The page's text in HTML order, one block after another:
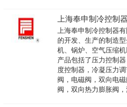
上海奉申制冷控制
上海奉申制冷控制器
的开发、生产的制造
机、锅炉、空气压缩
产品包括了压力控制
度控制器，冷凝压力
阀，电磁阀，双向电
阀，双向热力膨胀阀